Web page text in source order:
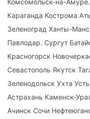
Караганда Кострома
Зеленоград Ханты-
Павлодар. Сургут
Красногорск
Севастополь Якутск
Зеленодольск Ухта
Астрахань Каменск-
Ачинск Сочи